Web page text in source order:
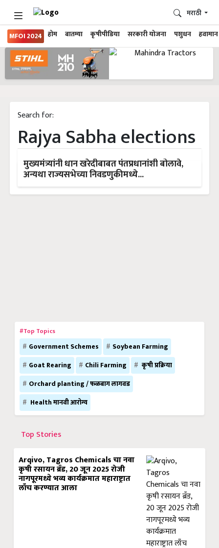
MFOI 2024 होम बातम्या कृषीपीडिया सरकारी योजना पशुधन हवामान
मराठी
Search for:
Rajya Sabha elections
मुख्यमंत्र्यांनी धान खरेदीबाबत पंतप्रधानांशी बोलावे,
अन्यथा राज्यसभेच्या निवडणुकीमध्ये...
#Top Topics
Government Schemes
Soybean Farming
Goat Rearing
Chili Farming
कृषी प्रक्रिया
Orchard planting / फळबाग लागवड
Health मानवी आरोग्य
Top Stories
Arqivo, Tagros Chemicals चा नवा
कृषी रसायन ब्रँड, 20 जून 2025 रोजी
नागपूरमध्ये भव्य कार्यक्रमात महाराष्ट्रात
लाँच करण्यात आला